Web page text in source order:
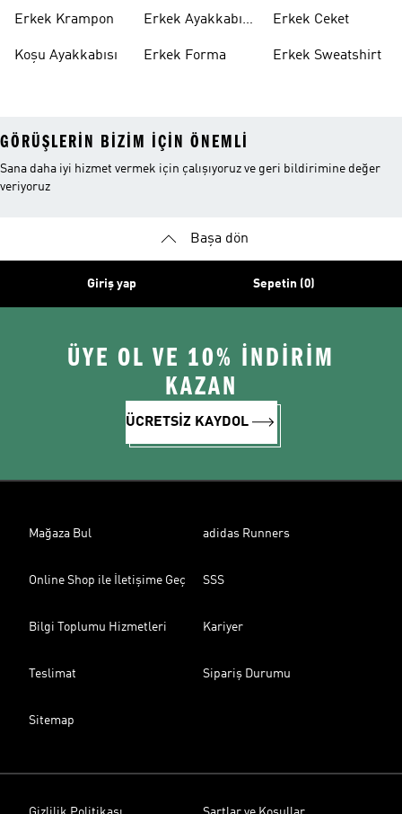
Erkek Krampon
Koşu Ayakkabısı
Erkek Ayakkabı
Erkek Forma
Erkek Ceket
Erkek Sweatshirt
GÖRÜŞLERIN BIZIM IÇIN ÖNEMLI
Sana daha iyi hizmet vermek için çalışıyoruz ve geri bildirimine değer
veriyoruz
Başa dön
Giriş yap Sepetin (0)
ÜYE OL VE 10% İNDİRİM
KAZAN
ÜCRETSİZ KAYDOL
Mağaza Bul adidas Runners
Online Shop ile İletişime Geç SSS
Bilgi Toplumu Hizmetleri Kariyer
Teslimat Sipariş Durumu
Sitemap